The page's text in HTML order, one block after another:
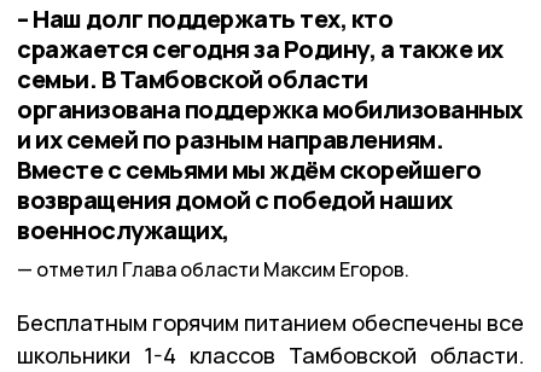
– Наш долг поддержать тех, кто
сражается сегодня за Родину, а также их
семьи. В Тамбовской области
организована поддержка мобилизованных
и их семей по разным направлениям.
Вместе с семьями мы ждём скорейшего
возвращения домой с победой наших
военнослужащих,
отметил Глава области Максим Егоров.
Бесплатным горячим питанием обеспечены все
школьники 1-4 классов Тамбовской области.